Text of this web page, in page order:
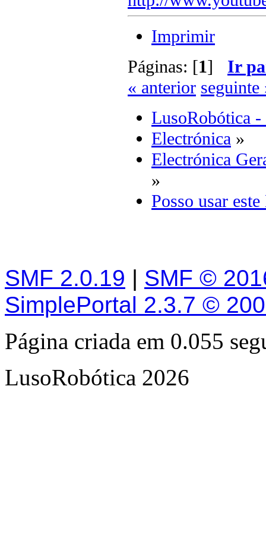
Imprimir
Páginas: [1] Ir
« anterior seguinte
LusoRobótica -
Electrónica »
Electrónica
»
Posso usar
SMF 2.0.19 | SMF ©
SimplePortal 2.3.7 ©
Página criada em 0.055
LusoRobótica 2026